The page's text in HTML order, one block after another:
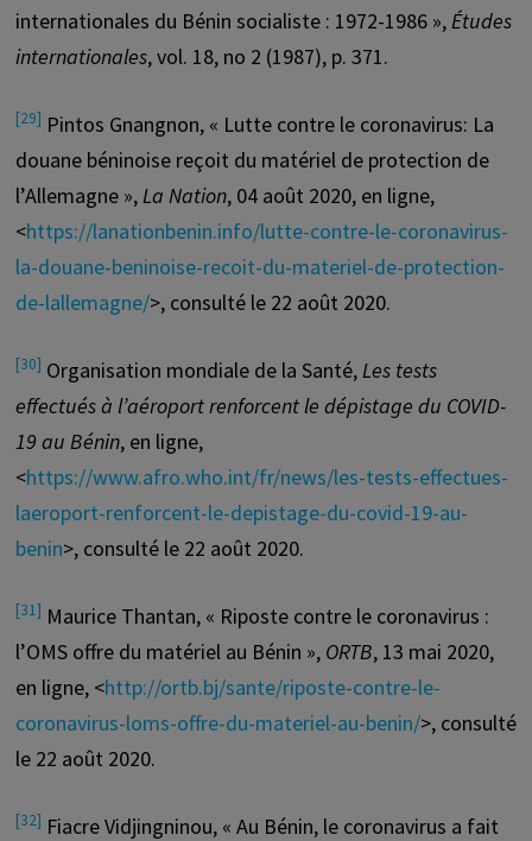
internationales du Bénin socialiste : 1972-1986 »,Études
internationales, vol. 18, no 2 (1987), p. 371.
[29] Pintos Gnangnon, « Lutte contre le coronavirus: La
douane béninoise reçoit du matériel de protection de
l’Allemagne »,La Nation, 04 août 2020, en ligne,
<https://lanationbenin.info/lutte-contre-le-coronavirus-
la-douane-beninoise-recoit-du-materiel-de-protection-
de-lallemagne/>, consulté le 22 août 2020.
[30] Organisation mondiale de la Santé,Les tests
effectués à l’aéroport renforcent le dépistage du COVID-
19 au Bénin, en ligne,
<https://www.afro.who.int/fr/news/les-tests-effectues-
laeroport-renforcent-le-depistage-du-covid-19-au-
benin>, consulté le 22 août 2020.
[31] Maurice Thantan, « Riposte contre le coronavirus :
l’OMS offre du matériel au Bénin », ORTB, 13 mai 2020,
en ligne, <http://ortb.bj/sante/riposte-contre-le-
coronavirus-loms-offre-du-materiel-au-benin/>, consulté
le 22 août 2020.
[32] Fiacre Vidjingninou, « Au Bénin, le coronavirus a fait